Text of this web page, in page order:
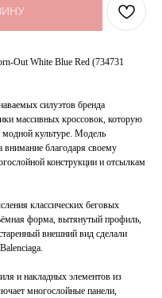
Out White Blue Red (734731
силуэтов бренда
массивных кроссовок, которую
модной культуре. Модель
внимание благодаря своему
конструкции и отсылкам
классических беговых
форма, вытянутый профиль,
внешний вид сделали
и накладных элементов из
многослойные панели,